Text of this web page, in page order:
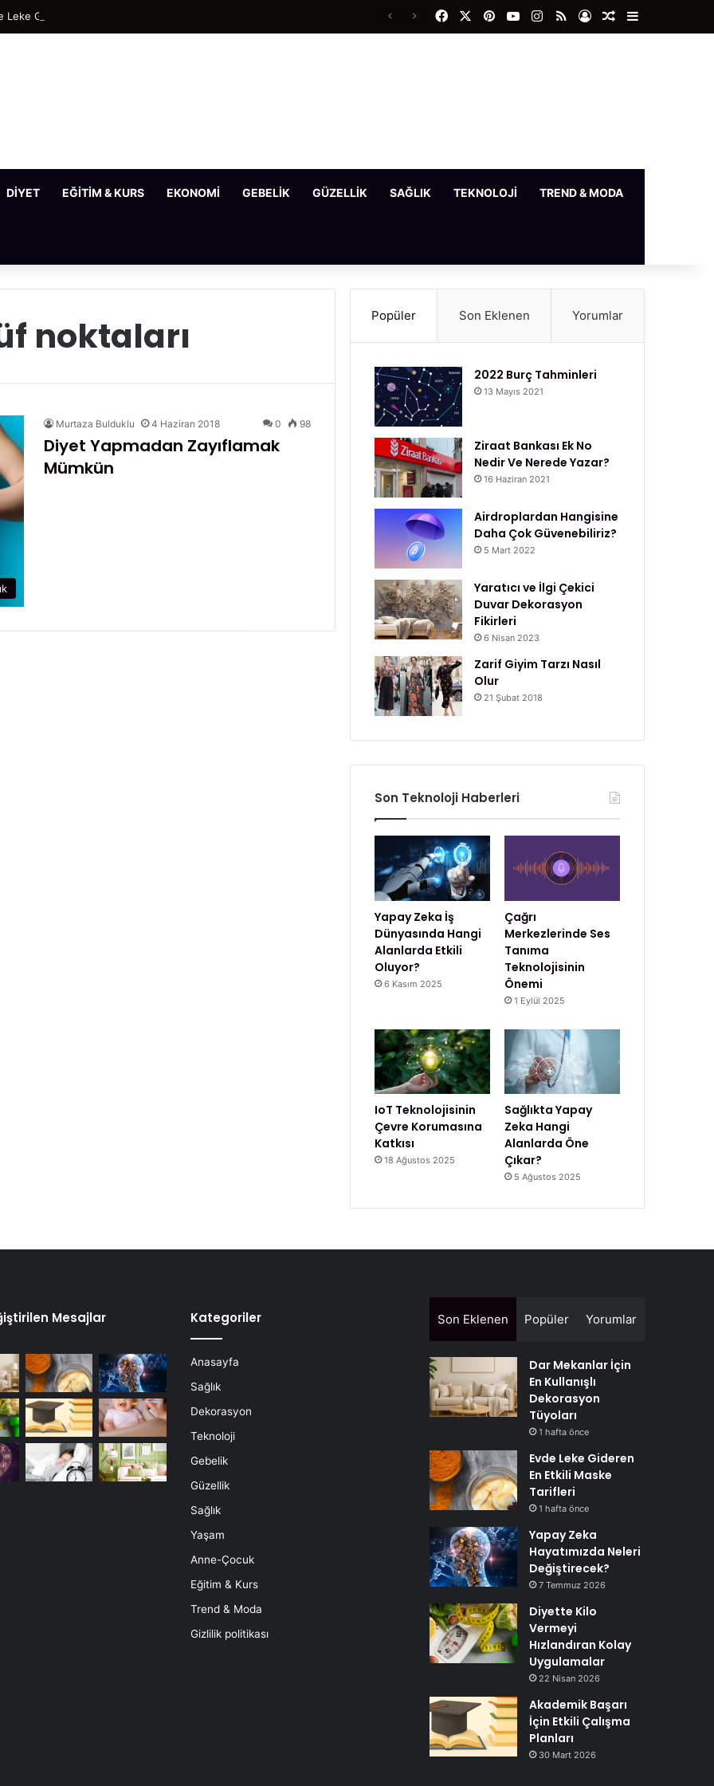
Leke Gideren En Etkili Maske Tarifleri FacebookPinterestYouTubeInstagram
RSS Kayıt OlRastgele Makale
DIYET EĞITIM & KURS EKONOMI GEBELIK GÜZELLIK SAĞLIK TEKNOLOJI TREND & MODA
noktaları
Murtaza Bulduklu 4 Haziran 2018 0 98
Diyet Yapmadan Zayıflamak
Mümkün
Popüler Son Eklenen Yorumlar
2022 Burç Tahminleri
13 Mayıs 2021
Ziraat Bankası Ek No
Nedir Ve Nerede Yazar?
16 Haziran 2021
Airdroplardan Hangisine
Daha Çok Güvenebiliriz?
5 Mart 2022
Yaratıcı ve İlgi Çekici
Duvar Dekorasyon
Fikirleri
6 Nisan 2023
Zarif Giyim Tarzı Nasıl
Olur
21 Şubat 2018
Son Teknoloji Haberleri
Yapay Zeka İş
Dünyasında Hangi
Alanlarda Etkili
Oluyor?
6 Kasım 2025
Çağrı
Merkezlerinde Ses
Tanıma
Teknolojisinin
Önemi
1 Eylül 2025
IoT Teknolojisinin
Çevre Korumasına
Katkısı
18 Ağustos 2025
Sağlıkta Yapay
Zeka Hangi
Alanlarda Öne
Çıkar?
5 Ağustos 2025
Mesajlar Kategoriler
Anasayfa
Sağlık
Dekorasyon
Teknoloji
Gebelik
Güzellik
Sağlık
Yaşam
Anne-Çocuk
Eğitim & Kurs
Trend & Moda
Gizlilik politikası
Son Eklenen Popüler Yorumlar
Dar Mekanlar İçin
En Kullanışlı
Dekorasyon
Tüyoları
1 hafta önce
Evde Leke Gideren
En Etkili Maske
Tarifleri
1 hafta önce
Yapay Zeka
Hayatımızda Neleri
Değiştirecek?
7 Temmuz 2026
Diyette Kilo
Vermeyi
Hızlandıran Kolay
Uygulamalar
22 Nisan 2026
Akademik Başarı
İçin Etkili Çalışma
Planları
30 Mart 2026